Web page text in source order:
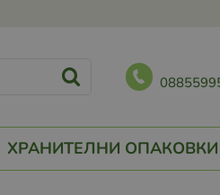
ХРАНИТЕЛНИ ОПАКОВКИ